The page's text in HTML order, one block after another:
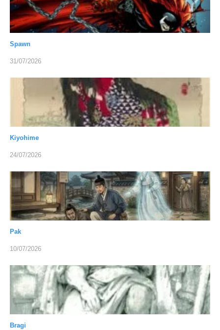
Spawn
31/07/2026
Kiyohime
24/07/2026
Pak
10/07/2026
Bragi